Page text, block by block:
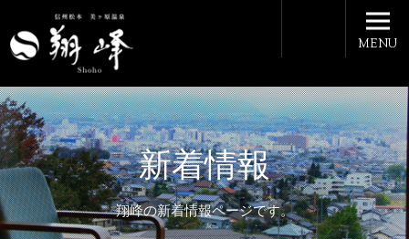
新着情報
翔峰の新着情報ページです。
MENU